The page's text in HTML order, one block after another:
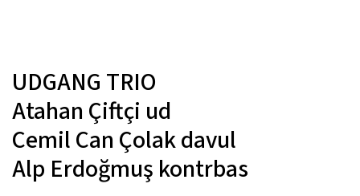
UDGANG TRIO
Atahan Çiftçi ud
Cemil Can Çolakdavul
Alp Erdoğmuş kontrbas